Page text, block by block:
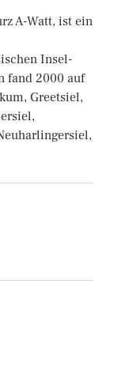
A-Watt, ist ein
Insel-
fand 2000 auf
Greetsiel,